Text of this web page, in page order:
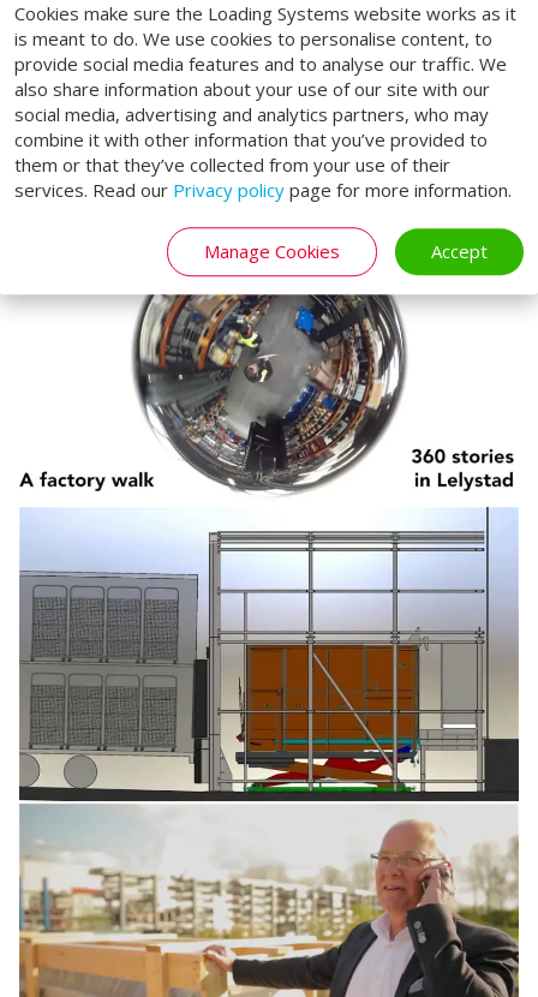
Cookies make sure the Loading Systems website works as it
is meant to do. We use cookies to personalise content, to
provide social media features and to analyse our traffic. We
also share information about your use of our site with our
social media, advertising and analytics partners, who may
combine it with other information that you’ve provided to
them or that they’ve collected from your use of their
services. Read our Privacy policy page for more information.
Manage Cookies Accept